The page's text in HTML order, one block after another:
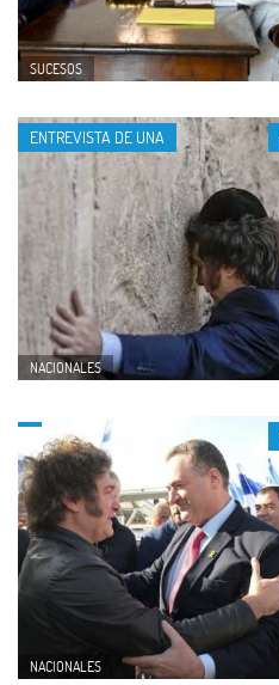
SUCESOS
NACIONALES
ENTREVISTA DE UNA
NACIONALES